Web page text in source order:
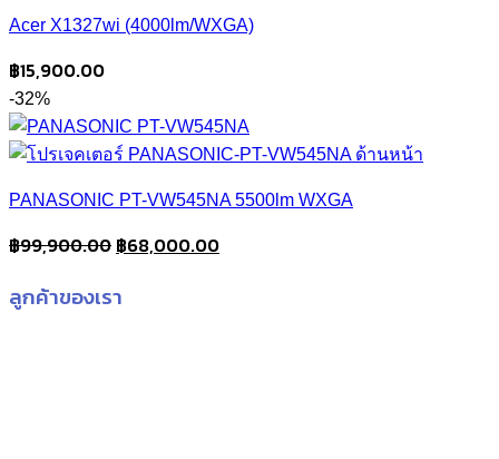
฿19,900.00.฿17,900.00.
Acer X1327wi (4000lm/WXGA)
฿15,900.00
-32%
PANASONIC PT-VW545NA 5500lm WXGA
฿99,900.00 Original
was:
฿68,000.00Current
ลูกค้าของเรา